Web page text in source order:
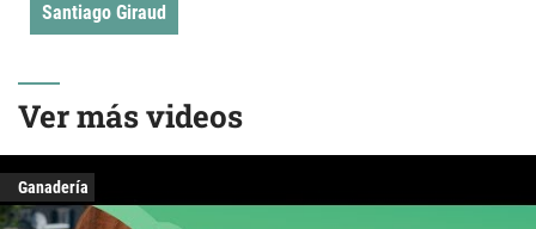
Santiago Giraud
Ver más videos
Ganadería